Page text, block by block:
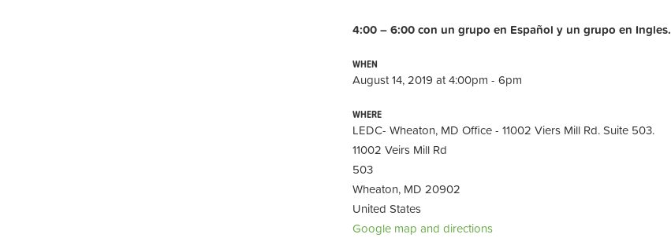
4:00 – 6:00 con un grupo en Español y un grupo en Ingles.
WHEN
August 14, 2019 at 4:00pm - 6pm
WHERE
LEDC- Wheaton, MD Office - 11002 Viers Mill Rd. Suite 503.
11002 Veirs Mill Rd
503
Wheaton, MD 20902
United States
Google map and directions